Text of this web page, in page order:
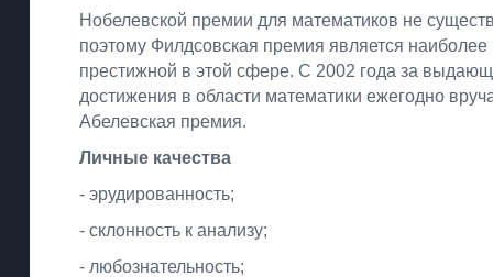
Нобелевской премии для математиков не
поэтому Филдсовская премия является наиболее
престижной в этой сфере. С 2002 года за
достижения в области математики ежегодно
Абелевская премия.
Личные качества
- эрудированность;
- склонность к анализу;
- любознательность;